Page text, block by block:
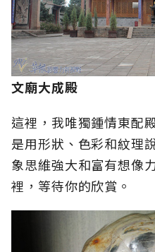
文廟大成殿
這裡，我唯獨鍾情東配
是用形狀、色彩和紋理
象思維強大和富有想像
裡，等待你的欣賞。